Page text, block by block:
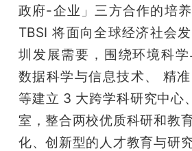
政府-企业」三方合作的培
TBSI 将面向全球经济社会
圳发展需要，围绕环境科学
数据科学与信息技术、 精
等建立 3 大跨学科研究中心
室，整合两校优质科研和教
化、创新型的人才教育与研